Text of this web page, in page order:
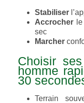
Stabiliser
Accrocherle
sec
Marcher
Choisir
homme
30
Terrain